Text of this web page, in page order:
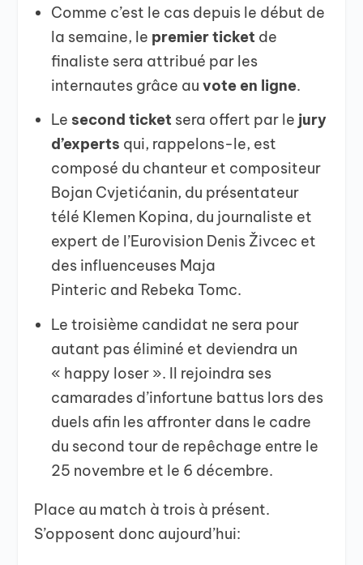
Comme c’est le cas depuis le début de
la semaine, le premier ticket de
finaliste sera attribué par les
internautes grâce au vote en ligne.
Le second ticket sera offert par le jury
d’experts qui, rappelons-le, est
composé du chanteur et compositeur
Bojan Cvjetićanin, du présentateur
télé Klemen Kopina, du journaliste et
expert de l’Eurovision Denis Živcec et
des influenceuses Maja
Pinteric and Rebeka Tomc.
Le troisième candidat ne sera pour
autant pas éliminé et deviendra un
« happy loser ». Il rejoindra ses
camarades d’infortune battus lors des
duels afin les affronter dans le cadre
du second tour de repêchage entre le
25 novembre et le 6 décembre.
Place au match à trois à présent.
S’opposent donc aujourd’hui: